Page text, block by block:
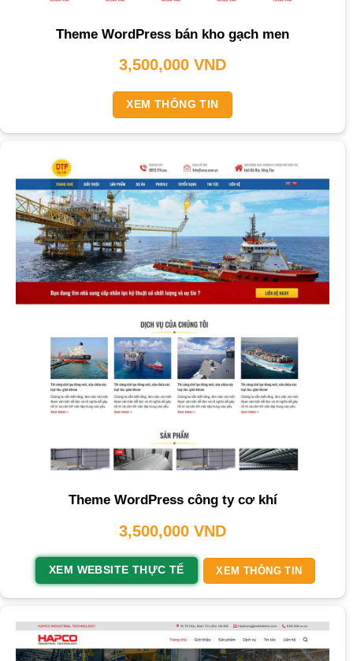
Theme WordPress bán kho gạch men
3,500,000 VND
XEM THÔNG TIN
Theme WordPress công ty cơ khí
3,500,000 VND
XEM WEBSITE THỰC TẾ XEM THÔNG TIN